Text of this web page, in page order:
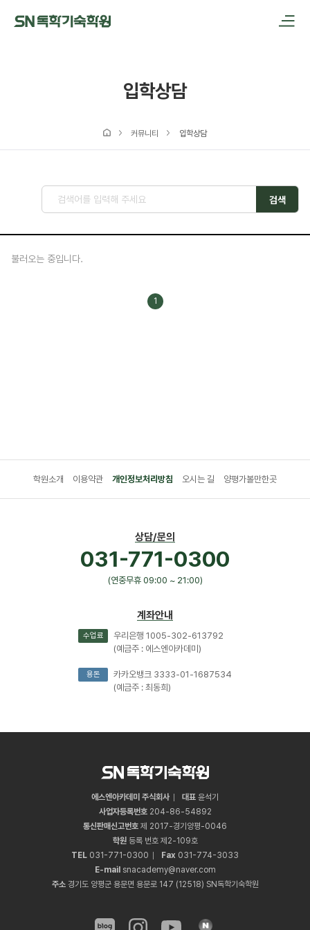
입학상담
커뮤니티 입학상담
검색
불러오는 중입니다.
1
학원소개 이용약관 개인정보처리방침 오시는 길 양평가볼만한곳
상담/문의
031-771-0300
(연중무휴 09:00 ~ 21:00)
계좌안내
수업료
우리은행 1005-302-613792
(예금주 : 에스엔아카데미)
용돈
카카오뱅크 3333-01-1687534
(예금주 : 최동희)
에스엔아카데미 주식회사 대표 윤석기
사업자등록번호 204-86-54892
통신판매신고번호 제 2017-경기양평-0046
학원등록 번호 제2-109호
TEL 031 -771 -0300 Fax 031 -774-3033
E-mail snacademy@naver.com
주소경기도 양평군 용문면 용문로 147 (12518) SN독학기숙학원